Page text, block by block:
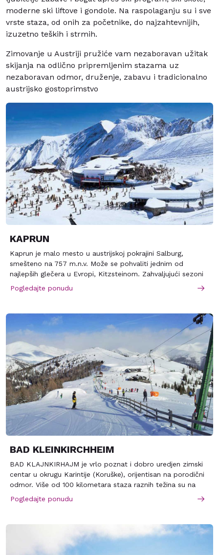
moderne ski liftove i gondole. Na raspolaganju su i sve
vrste staza, od onih za početnike, do najzahtevnijih,
izuzetno teških i strmih.
Zimovanje u Austriji pružiće vam nezaboravan užitak
skijanja na odlično pripremljenim stazama uz
nezaboravan odmor, druženje, zabavu i tradicionalno
austrijsko gostoprimstvo
KAPRUN
Kaprun je malo mesto u austrijskoj pokrajini Salburg,
smešteno na 757 m.n.v. Može se pohvaliti jednim od
najlepših glečera u Evropi, Kitzsteinom. Zahvaljujući sezoni
koja traje oko deset meseci, predstavlja jednu od
najpoželjnijih destinacija u Austriji. Njegove staze su dugačke
se skijanjem bave rekreativno. S obzirom da ski pass I ski
busevi pokrivaju oba skijališta, za iskusnije skijaše se
preporučuje mesto Zell am See, udaljeno 9 km od Kapruna,
koje obiluje težim stazama.…
Pogledajte ponudu
BAD KLEINKIRCHHEIM
BAD KLAJNKIRHAJM je vrlo poznat i dobro uredjen zimski
centar u okrugu Karintije (Koruške), orijentisan na porodični
odmor. Više od 100 kilometara staza raznih težina su na
padinama planine Klajnkirhajm i susednog Svetog Osfalda.
Sve su povezane sistemom žičara. Svako može u njemu
Posle skijanja može se svratiti na kupanje do otvorenih
bazena sa termalnom vodom, u rimske terme ili na masažu.
Večeri su predvidjene za noćne klubove, barove, diskoteke i
Pogledajte ponudu